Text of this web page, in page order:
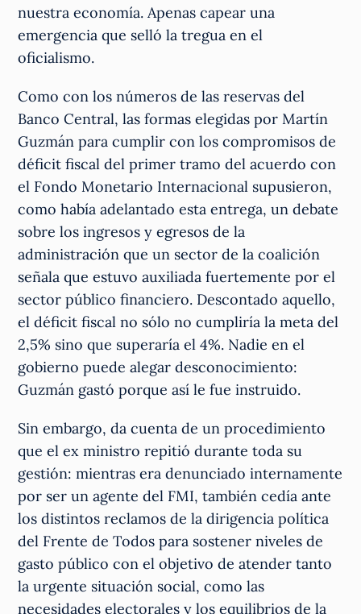
nuestra economía. Apenas capear una
emergencia que selló la tregua en el
oficialismo.
Como con los números de las reservas del
Banco Central, las formas elegidas por Martín
Guzmán para cumplir con los compromisos de
déficit fiscal del primer tramo del acuerdo con
el Fondo Monetario Internacional supusieron,
como había adelantado esta entrega, un debate
sobre los ingresos y egresos de la
administración que un sector de la coalición
señala que estuvo auxiliada fuertemente por el
sector público financiero. Descontado aquello,
el déficit fiscal no sólo no cumpliría la meta del
2,5% sino que superaría el 4%. Nadie en el
gobierno puede alegar desconocimiento:
Guzmán gastó porque así le fue instruido.
Sin embargo, da cuenta de un procedimiento
que el ex ministro repitió durante toda su
gestión: mientras era denunciado internamente
por ser un agente del FMI, también cedía ante
los distintos reclamos de la dirigencia política
del Frente de Todos para sostener niveles de
gasto público con el objetivo de atender tanto
la urgente situación social, como las
necesidades electorales y los equilibrios de la